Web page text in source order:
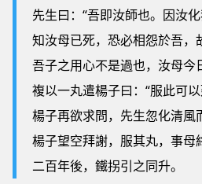
先生曰：“吾即汝師也。因汝
知汝母已死，恐必相怨於吾，
吾子之用心不是過也，汝母今
複以一丸遣楊子曰：“服此可
楊子再欲求問，先生忽化清風
楊子望空拜謝，服其丸，事母
二百年後，鐵拐引之同升。